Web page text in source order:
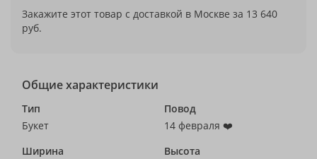
Закажите этот товар с доставкой в Москве за 13 640
руб.
Общие характеристики
Тип
Букет
Повод
14 февраля ❤️
Ширина
Высота